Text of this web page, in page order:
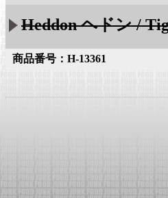
Heddon ヘドン /
商品番号：H-13361